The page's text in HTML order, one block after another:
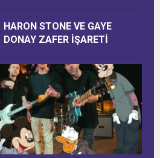
HARON STONE VE GAYE
DONAY ZAFER İŞARETİ